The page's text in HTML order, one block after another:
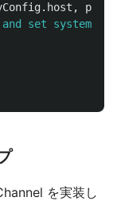
. host ,
and set system
を実装し